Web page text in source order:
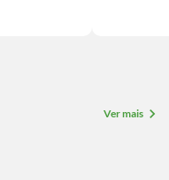
Ver mais chevron_right